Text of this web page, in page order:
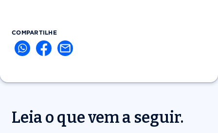
COMPARTILHE
Leia o que vem a seguir.